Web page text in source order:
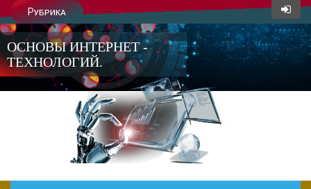
Рубрика
ОСНОВЫ ИНТЕРНЕТ -
ТЕХНОЛОГИЙ.